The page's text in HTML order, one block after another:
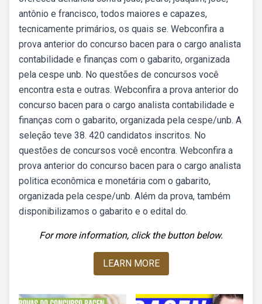
antônio e francisco, todos maiores e capazes,
tecnicamente primários, os quais se. Webconfira a
prova anterior do concurso bacen para o cargo analista
contabilidade e finanças com o gabarito, organizada
pela cespe unb. No questões de concursos você
encontra esta e outras. Webconfira a prova anterior do
concurso bacen para o cargo analista contabilidade e
finanças com o gabarito, organizada pela cespe/unb. A
seleção teve 38. 420 candidatos inscritos. No
questões de concursos você encontra. Webconfira a
prova anterior do concurso bacen para o cargo analista
politica econômica e monetária com o gabarito,
organizada pela cespe/unb. Além da prova, também
disponibilizamos o gabarito e o edital do.
For more information, click the button below.
LEARN MORE